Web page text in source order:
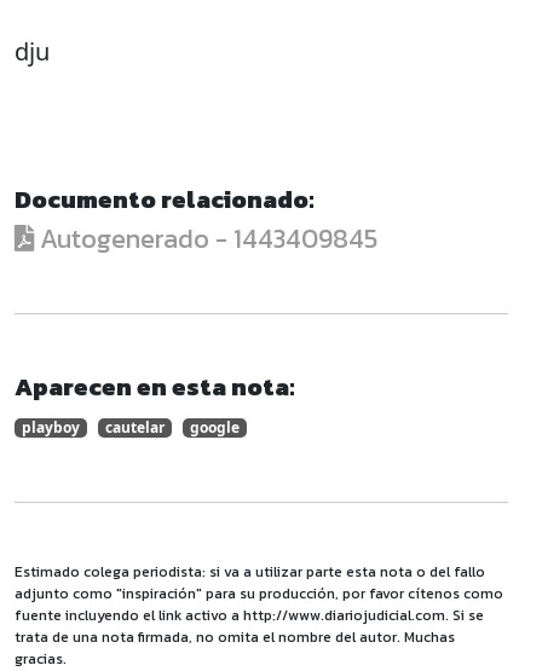
dju
Documento relacionado:
Autogenerado - 1443409845
Aparecen en esta nota:
playboy cautelar google
Estimado colega periodista: si va a utilizar parte esta nota o del fallo
adjunto como "inspiración" para su producción, por favor cítenos como
fuente incluyendo el link activo a http://www.diariojudicial.com. Si se
trata de una nota firmada, no omita el nombre del autor. Muchas
gracias.